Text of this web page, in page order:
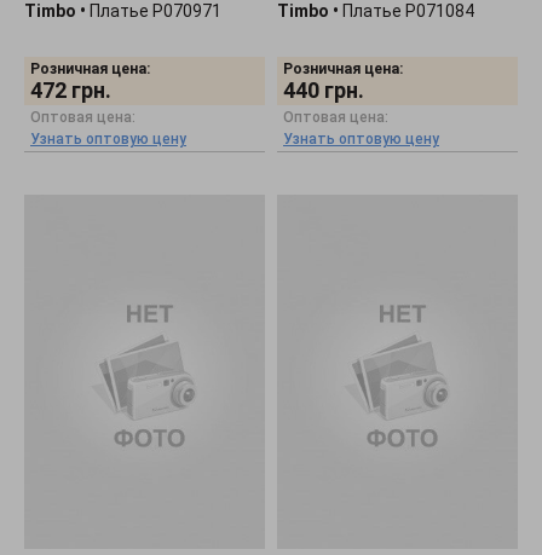
Timbo • Платье P070971
Розничная цена:
472 грн.
Оптовая цена:
Узнать оптовую цену
Timbo • Платье P071084
Розничная цена:
440 грн.
Оптовая цена:
Узнать оптовую цену